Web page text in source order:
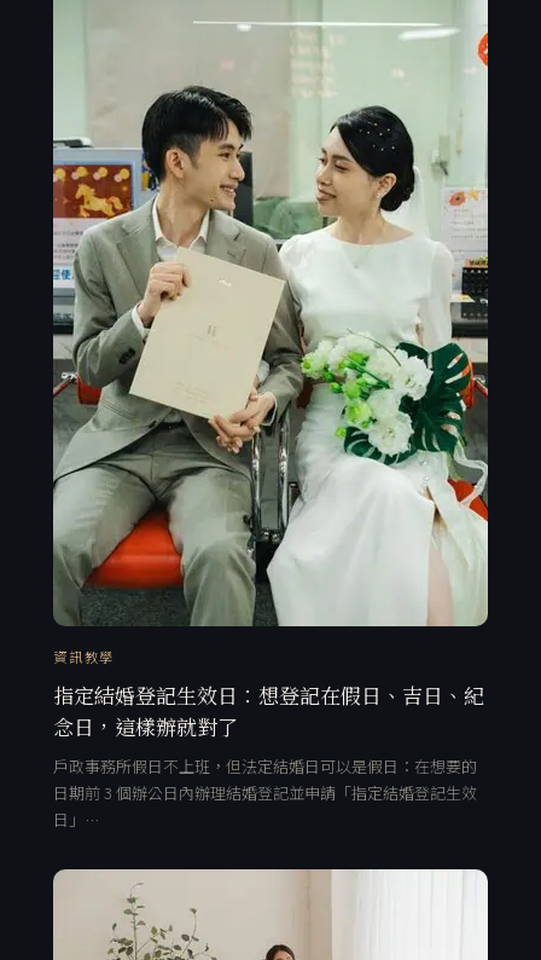
資訊教學
指定結婚登記生效日：想登記在假日、吉日、紀
念日，這樣辦就對了
戶政事務所假日不上班，但法定結婚日可以是假日：在想要的
日期前 3 個辦公日內辦理結婚登記並申請「指定結婚登記生效
日」…